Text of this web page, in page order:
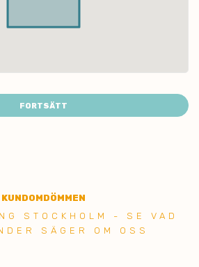
FORTSÄTT
KUNDOMDÖMMEN
STOCKHOLM - SE VAD
SÄGER OM OSS